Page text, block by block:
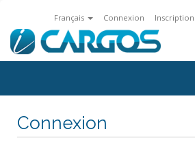
Français Connexion Inscription
Connexion